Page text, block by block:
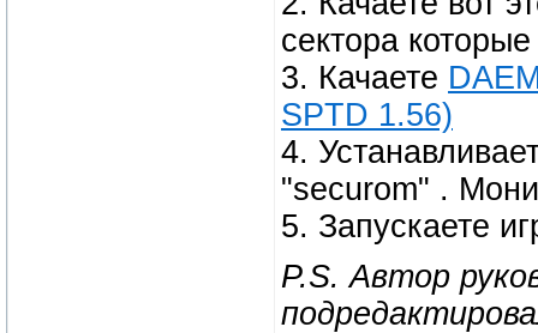
сектора
3. Качаете
SPTD 1.56)
4.
"securom" .
5. Запускаете
P.S. Автор